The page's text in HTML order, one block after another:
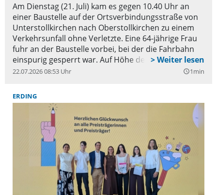
Am Dienstag (21. Juli) kam es gegen 10.40 Uhr an
einer Baustelle auf der Ortsverbindungsstraße von
Unterstollkirchen nach Oberstollkirchen zu einem
Verkehrsunfall ohne Verletzte. Eine 64-jährige Frau
fuhr an der Baustelle vorbei, bei der die Fahrbahn
einspurig gesperrt war. Auf Höhe der Baustelle
streifte sie mit ihrem Auto den dortigen Bagger, der
dort die Bauarbeiten durchführte. Während am
Bagger kein Schaden entstanden ist, beträgt der
Sachschaden an dem Pkw der 64-Jährigen ca. 3.000
22.07.2026 08:53 Uhr query_builder1min
ERDING